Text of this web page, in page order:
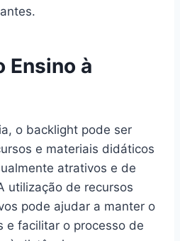
Ensino à
o backlight pode ser
e materiais didáticos
atrativos e de
utilização de recursos
pode ajudar a manter o
e facilitar o processo de